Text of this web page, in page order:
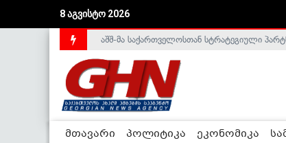
8 აგვისტო 2026
საქართველოს დე-ფაქტო მთავრობა
მთავარი პოლიტიკა ეკონომიკა